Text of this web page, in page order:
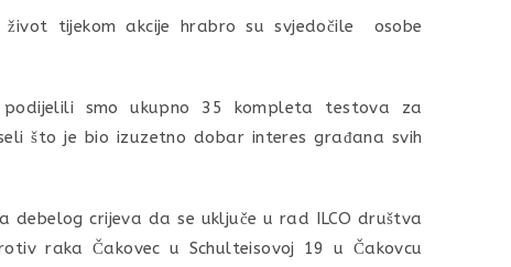
tijekom akcije hrabro su svjedočile osobe
smo ukupno 35 kompleta testova za
što je bio izuzetno dobar interes građana svih
debelog crijeva da se uključe u rad ILCO društva
raka Čakovec u Schulteisovoj 19 u Čakovcu